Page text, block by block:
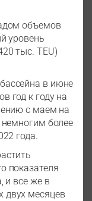
объемов
уровень
тыс. TEU)
в июне
год к году на
с маем на
немногим более
года.
показателя
и все же в
двух месяцев